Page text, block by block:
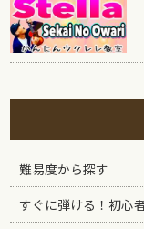
難易度から探す
すぐに弾ける！初心